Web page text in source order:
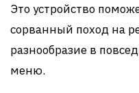
Это устройство
сорванный поход на
разнообразие в
меню.